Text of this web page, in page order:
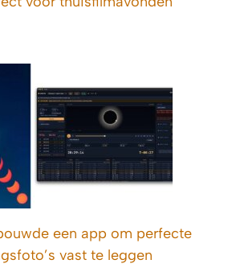
een app om perfecte
vast te leggen